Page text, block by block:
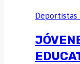
Deportistas